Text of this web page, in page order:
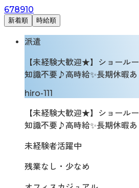
678910
新着順 時給順
派遣
【未経験大歓迎★】ショール
知識不要♪高時給✨長期休暇あ
hiro-111
【未経験大歓迎★】ショール
知識不要♪高時給✨長期休暇あ
未経験者活躍中
残業なし・少なめ